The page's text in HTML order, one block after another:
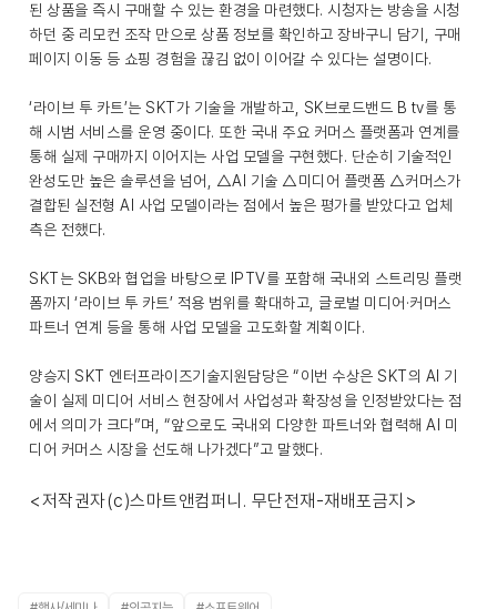
된 상품을 즉시 구매할 수 있는 환경을 마련했다. 시청자는 방송을 시청
하던 중 리모컨 조작 만으로 상품 정보를 확인하고 장바구니 담기, 구매
페이지 이동 등 쇼핑 경험을 끊김 없이 이어갈 수 있다는 설명이다.
‘라이브 투 카트’는 SKT가 기술을 개발하고, SK브로드밴드 B tv를 통
해 시범 서비스를 운영 중이다. 또한 국내 주요 커머스 플랫폼과 연계를
통해 실제 구매까지 이어지는 사업 모델을 구현했다. 단순히 기술적인
완성도만 높은 솔루션을 넘어, △AI 기술 △미디어 플랫폼 △커머스가
결합된 실전형 AI 사업 모델이라는 점에서 높은 평가를 받았다고 업체
측은 전했다.
SKT는 SKB와 협업을 바탕으로 IPTV를 포함해 국내외 스트리밍 플랫
폼까지 ‘라이브 투 카트’ 적용 범위를 확대하고, 글로벌 미디어·커머스
파트너 연계 등을 통해 사업 모델을 고도화할 계획이다.
양승지 SKT 엔터프라이즈기술지원담당은 “이번 수상은 SKT의 AI 기
술이 실제 미디어 서비스 현장에서 사업성과 확장성을 인정받았다는 점
에서 의미가 크다”며, “앞으로도 국내외 다양한 파트너와 협력해 AI 미
디어 커머스 시장을 선도해 나가겠다”고 말했다.
<저작권자(c)스마트앤컴퍼니. 무단전재-재배포금지>